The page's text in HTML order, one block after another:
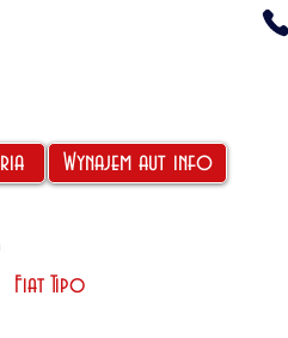
Wynajem aut info
Fiat Tipo